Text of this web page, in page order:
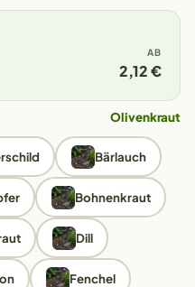
AB
2,12 €
Olivenkraut
Bärlauch
Bohnenkraut
Dill
Fenchel